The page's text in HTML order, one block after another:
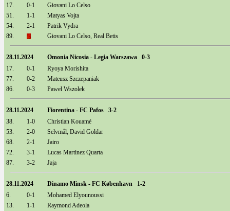
17.
0-1
Giovani Lo Celso
51.
1-1
Matyas Vojta
54.
2-1
Patrik Vydra
89.
Giovani Lo Celso, Real Betis
28.11.2024
Omonia Nicosia - Legia Warszawa 0-3
17.
0-1
Ryoya Morishita
77.
0-2
Mateusz Szczepaniak
86.
0-3 Pawel Wszolek
28.11.2024
Fiorentina - FC Pafos 3-2
38.
1-0
Christian Kouamé
53.
2-0
Selvmål, David Goldar
68.
2-1
Jairo
72.
3-1
Lucas Martinez Quarta
87.
3-2 Jaja
28.11.2024
Dinamo Minsk - FC København 1-2
6.
0-1
Mohamed Elyounoussi
13.
1-1
Raymond Adeola